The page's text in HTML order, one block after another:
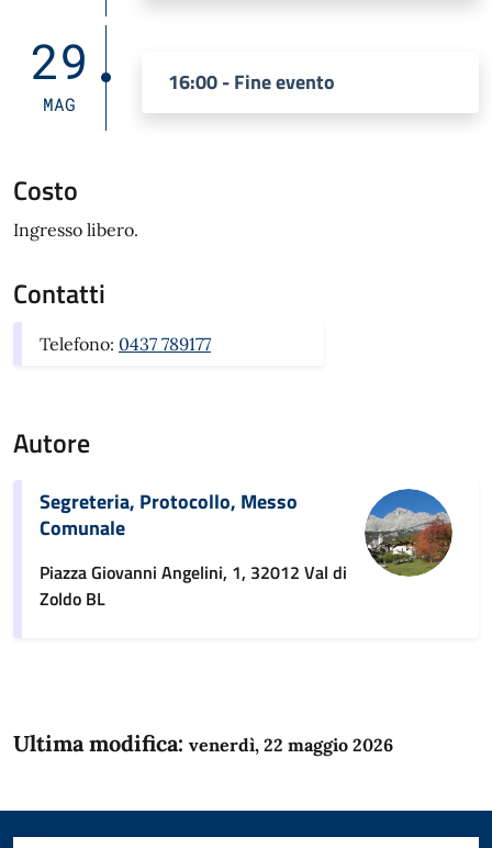
29
MAG
16:00 - Fine evento
Costo
Ingresso libero.
Contatti
Telefono: 0437 789177
Autore
Segreteria, Protocollo, Messo
Comunale
Piazza Giovanni Angelini, 1, 32012 Val di
Zoldo BL
Ultima modifica: venerdì, 22 maggio 2026